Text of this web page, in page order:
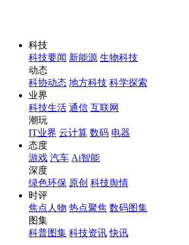
科技
科技要闻 新能源 生物科技
动态
科协动态 地方科技 科学探索
业界
科技生活 通信 互联网
潮玩
IT业界 云计算 数码 电器
态度
游戏 汽车 Ai智能
深度
绿色环保 原创 科技舆情
时评
焦点人物 热点聚焦 数码图集
图集
科普图集 科技资讯 快讯